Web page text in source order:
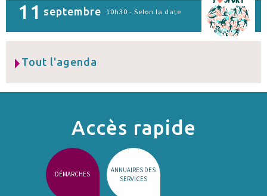
11 septembre 10h30 - Selon la date
Tout l'agenda
Accès rapide
DÉMARCHES
ANNUAIRES DES
SERVICES